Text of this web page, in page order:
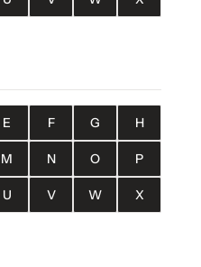
E F G H
M N O P
U V W X